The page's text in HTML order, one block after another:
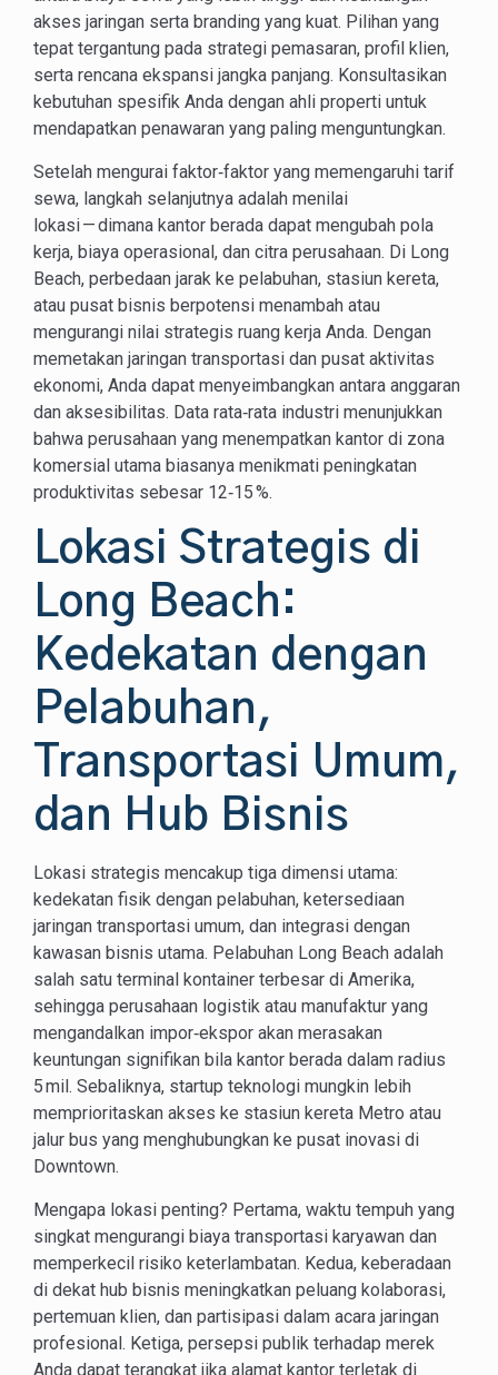
akses jaringan serta branding yang kuat. Pilihan yang
tepat tergantung pada strategi pemasaran, profil klien,
serta rencana ekspansi jangka panjang. Konsultasikan
kebutuhan spesifik Anda dengan ahli properti untuk
mendapatkan penawaran yang paling menguntungkan.
Setelah mengurai faktor‑faktor yang memengaruhi tarif
sewa, langkah selanjutnya adalah menilai
lokasi — dimana kantor berada dapat mengubah pola
kerja, biaya operasional, dan citra perusahaan. Di Long
Beach, perbedaan jarak ke pelabuhan, stasiun kereta,
atau pusat bisnis berpotensi menambah atau
mengurangi nilai strategis ruang kerja Anda. Dengan
memetakan jaringan transportasi dan pusat aktivitas
ekonomi, Anda dapat menyeimbangkan antara anggaran
dan aksesibilitas. Data rata‑rata industri menunjukkan
bahwa perusahaan yang menempatkan kantor di zona
komersial utama biasanya menikmati peningkatan
produktivitas sebesar 12‑15 %.
Lokasi Strategis di
Long Beach:
Kedekatan dengan
Pelabuhan,
Transportasi Umum,
dan Hub Bisnis
Lokasi strategis mencakup tiga dimensi utama:
kedekatan fisik dengan pelabuhan, ketersediaan
jaringan transportasi umum, dan integrasi dengan
kawasan bisnis utama. Pelabuhan Long Beach adalah
salah satu terminal kontainer terbesar di Amerika,
sehingga perusahaan logistik atau manufaktur yang
mengandalkan impor‑ekspor akan merasakan
keuntungan signifikan bila kantor berada dalam radius
5 mil. Sebaliknya, startup teknologi mungkin lebih
memprioritaskan akses ke stasiun kereta Metro atau
jalur bus yang menghubungkan ke pusat inovasi di
Downtown.
Mengapa lokasi penting? Pertama, waktu tempuh yang
singkat mengurangi biaya transportasi karyawan dan
memperkecil risiko keterlambatan. Kedua, keberadaan
di dekat hub bisnis meningkatkan peluang kolaborasi,
pertemuan klien, dan partisipasi dalam acara jaringan
profesional. Ketiga, persepsi publik terhadap merek
Anda dapat terangkat jika alamat kantor terletak di